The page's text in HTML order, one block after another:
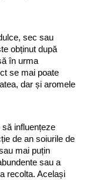
sec sau
obținut după
în urma
se mai poate
dar și aromele
influențeze
de an soiurile de
mai puțin
sau a
recolta. Același